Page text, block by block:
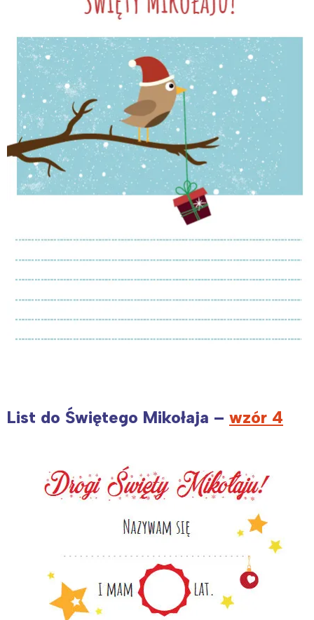
List do Świętego Mikołaja – wzór 4
Warszawa
Wrocław
Śląsk
Kraków
Północ
Wszystkie